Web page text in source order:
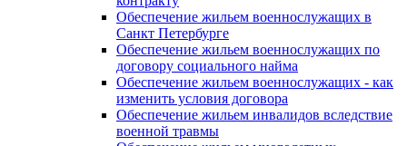
Обеспечение жильем военнослужащих в
Санкт Петербурге
Обеспечение жильем военнослужащих по
договору социального найма
Обеспечение жильем военнослужащих - как
изменить условия договора
Обеспечение жильем инвалидов вследствие
военной травмы